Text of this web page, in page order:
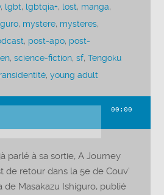
, lgbt, lgbtqia+, lost, manga,
, mystere, mysteres,
, post-apo, post-
,science-fiction,sf,Tengoku
,young adult
00:00
parlé à sa sortie, A Journey
de retour dans la 5e de Couv’
de Masakazu Ishiguro, publié